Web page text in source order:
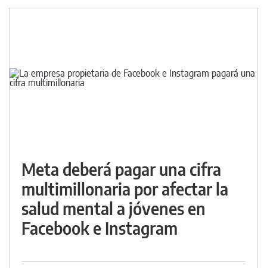
Meta deberá pagar una cifra
multimillonaria por afectar la
salud mental a jóvenes en
Facebook e Instagram